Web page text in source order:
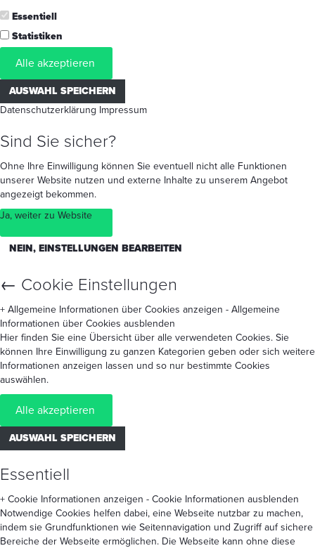
Essentiell
Statistiken
Alle akzeptieren
AUSWAHL SPEICHERN
Datenschutzerklärung Impressum
Sind Sie sicher?
Ohne Ihre Einwilligung können Sie eventuell nicht alle Funktionen
unserer Website nutzen und externe Inhalte zu unserem Angebot
angezeigt bekommen.
Ja, weiter zu Website
NEIN, EINSTELLUNGEN BEARBEITEN
← Cookie Einstellungen
+ Allgemeine Informationen über Cookies anzeigen - Allgemeine
Informationen über Cookies ausblenden
Hier finden Sie eine Übersicht über alle verwendeten Cookies. Sie
können Ihre Einwilligung zu ganzen Kategorien geben oder sich weitere
Informationen anzeigen lassen und so nur bestimmte Cookies
auswählen.
Alle akzeptieren
AUSWAHL SPEICHERN
Essentiell
+ Cookie Informationen anzeigen - Cookie Informationen ausblenden
Notwendige Cookies helfen dabei, eine Webseite nutzbar zu machen,
indem sie Grundfunktionen wie Seitennavigation und Zugriff auf sichere
Bereiche der Webseite ermöglichen. Die Webseite kann ohne diese